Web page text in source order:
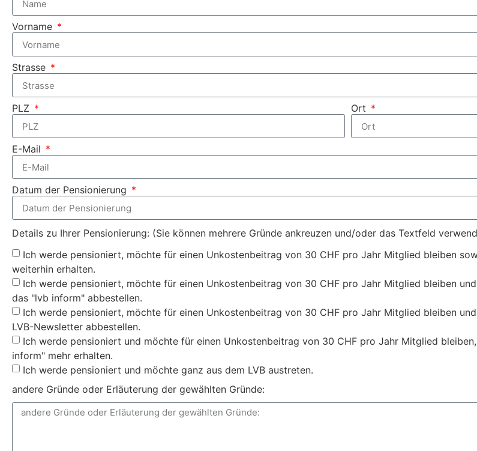
Vorname
Strasse
PLZ Ort
E-Mail
Datum der Pensionierung
Details zu Ihrer Pensionierung: (Sie können mehrere Gründe ankreuzen und/oder das Textfeld
Ich werde pensioniert, möchte für einen Unkostenbeitrag von 30 CHF pro Jahr Mitglied bleiben
weiterhin erhalten.
Ich werde pensioniert, möchte für einen Unkostenbeitrag von 30 CHF pro Jahr Mitglied bleiben
das "lvb inform" abbestellen.
Ich werde pensioniert, möchte für einen Unkostenbeitrag von 30 CHF pro Jahr Mitglied bleiben
LVB-Newsletter abbestellen.
Ich werde pensioniert und möchte für einen Unkostenbeitrag von 30 CHF pro Jahr Mitglied
inform" mehr erhalten.
Ich werde pensioniert und möchte ganz aus dem LVB austreten.
andere Gründe oder Erläuterung der gewählten Gründe: